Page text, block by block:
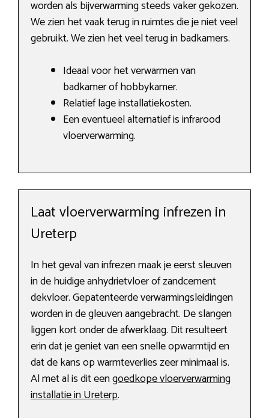
worden als bijverwarming steeds vaker gekozen.
We zien het vaak terug in ruimtes die je niet veel
gebruikt. We zien het veel terug in badkamers.
Ideaal voor het verwarmen van
badkamer of hobbykamer.
Relatief lage installatiekosten.
Een eventueel alternatief is infrarood
vloerverwarming.
Laat vloerverwarming infrezen in
Ureterp
In het geval van infrezen maak je eerst sleuven
in de huidige anhydrietvloer of zandcement
dekvloer. Gepatenteerde verwarmingsleidingen
worden in de gleuven aangebracht. De slangen
liggen kort onder de afwerklaag. Dit resulteert
erin dat je geniet van een snelle opwarmtijd en
dat de kans op warmteverlies zeer minimaal is.
Al met al is dit eengoedkope vloerverwarming
installatie in Ureterp.